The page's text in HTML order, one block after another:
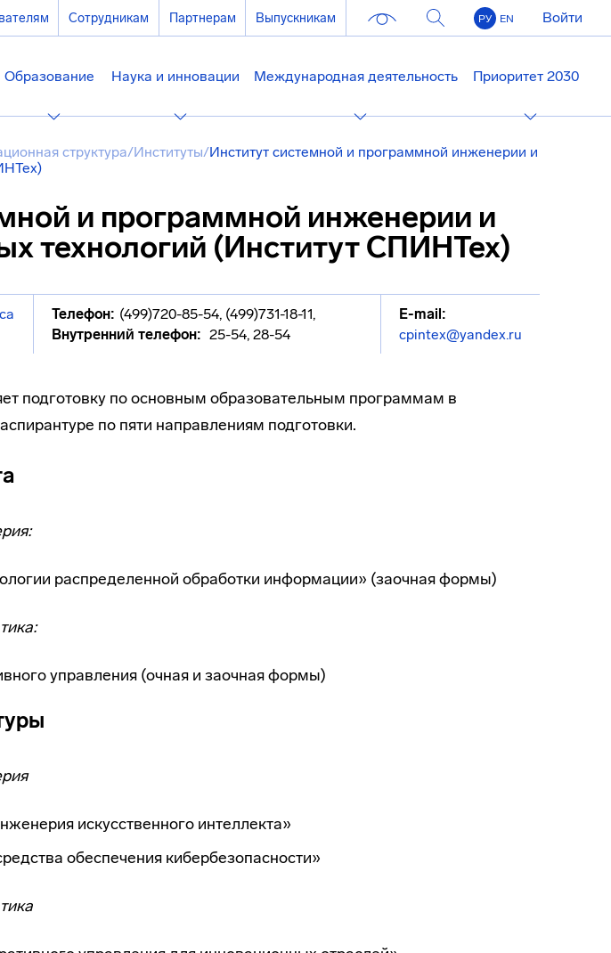
Сотрудникам Партнерам Выпускникам РУ EN Войти
Образование Наука и инновации Международная деятельность Приоритет 2030
структура/Институты/Институт системной и программной инженерии и
и программной инженерии и
технологий (Институт СПИНТех)
Телефон: (499)720-85-54, (499)731-18-11,
Внутренний телефон: 25-54, 28-54
E-mail:
cpintex@yandex.ru
подготовку по основным образовательным программам в
по пяти направлениям подготовки.
распределенной обработки информации» (заочная формы)
управления (очная и заочная формы)
искусственного интеллекта»
обеспечения кибербезопасности»